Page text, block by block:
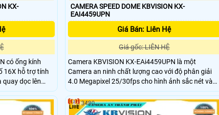
KX-
có ống kính
16X hỗ trợ tính
quay dọc lên
quan sát toàn
lợi.
CAMERA SPEED DOME KBVISION KX-
EAI4459UPN
Giá Bán: Liên Hệ
Giá gốc: LIÊN HỆ
Camera KBVISION KX-EAi4459UPN là một
Camera an ninh chất lượng cao với độ phân giải
4.0 Megapixel 25/30fps cho hình ảnh sắc nét và
chi tiết. Camera KBVISION KX-EAi4459UPN cũng
được tích hợp công nghệ hồng ngoại cho tầm nhìn
ban đêm đến 250m
3480